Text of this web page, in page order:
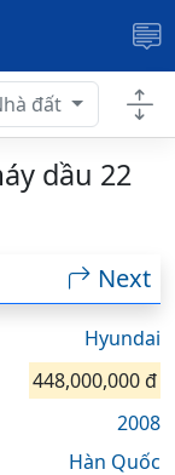
đất
dầu 22
Next
Hyundai
448,000,000 đ
2008
Hàn Quốc